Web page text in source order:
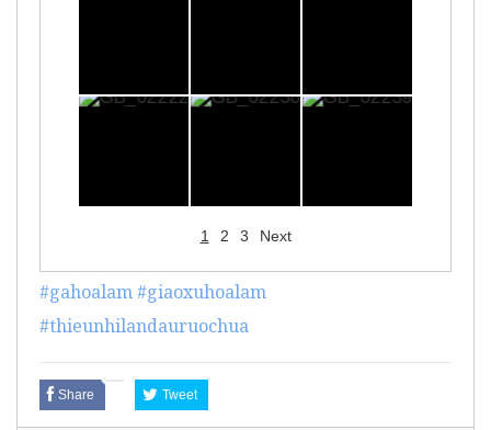
1 2 3 Next
#gahoalam#giaoxuhoalam
#thieunhilandauruochua
Share Tweet